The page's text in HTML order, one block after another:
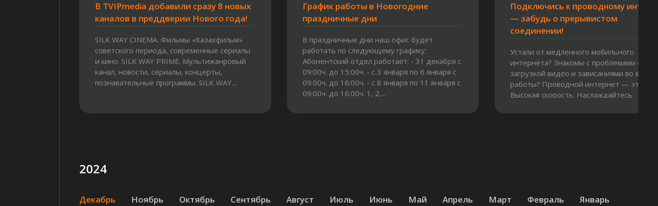
В TVIPmedia добавили сразу 8 новых
каналов в преддверии Нового года!
SILK WAY CINEMA. Фильмы «Казахфильм»
советского периода, современные сериалы
и кино. SILK WAY PRIME. Мультижанровый
канал, новости, сериалы, концерты,
познавательные программы. SILK WAY....
График работы в Новогодние
праздничные дни
В праздничные дни наш офис будет
работать по следующему графику:
Абонентский отдел работает: - 31 декабря с
09:00ч. до 15:00ч. - с 3 января по 6 января с
09:00ч. до 16:00ч. - с 8 января по 11 января с
09:00ч. до 16:00ч. 1, 2,...
Подключись к проводному
— забудь о прерывистом
соединении!
Устали от медленного мобильного
интернета? Знакомы с проблемами с
загрузкой видео и зависаниями во время
работы? Проводной интернет — это:
Высокая скорость: Наслаждайтесь
2024
Декабрь Ноябрь Октябрь Сентябрь Август Июль Июнь Май Апрель Март Февраль Январь